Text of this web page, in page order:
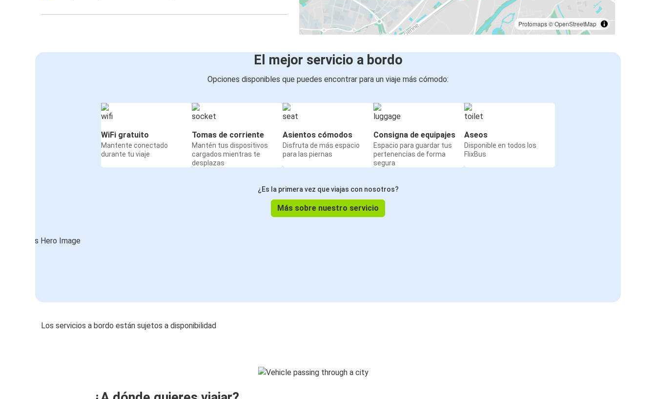
Protomaps©OpenStreetMap
El mejor servicio a bordo
Opciones disponibles que puedes encontrar para un viaje más cómodo:
WiFi gratuito
Mantente conectado
durante tu viaje
Tomas de corriente
Mantén tus dispositivos
cargados mientras te
desplazas
Asientos cómodos
Disfruta de más espacio
para las piernas
Consigna de equipajes
Espacio para guardar tus
pertenencias de forma
segura
Aseos
Disponible en todos los
FlixBus
¿Es la primera vez que viajas con nosotros?
Más sobre nuestro servicio
Los servicios a bordo están sujetos a disponibilidad